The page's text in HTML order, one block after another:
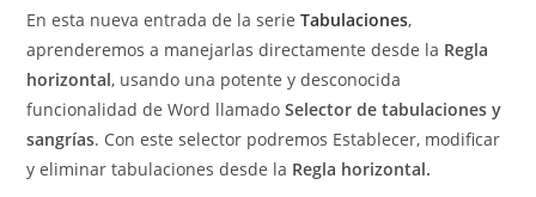
entrada:
entrada:
En esta nueva entrada de la serie Tabulaciones,
aprenderemos a manejarlas directamente desde la Regla
horizontal, usando una potente y desconocida
funcionalidad de Word llamadoSelector de tabulaciones y
sangrías. Con este selector podremos Establecer, modificar
y eliminar tabulaciones desde la Regla horizontal.